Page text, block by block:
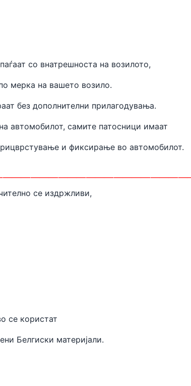
со внатрешноста на возилото,
мерка на вашето возило.
без дополнителни прилагодувања.
автомобилот, самите патосници имаат
и фиксирање во автомобилот.
се издржливи,
се користат
Белгиски материјали.